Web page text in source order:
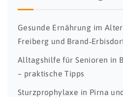
Gesunde Ernährung im
Freiberg und
Alltagshilfe für Senioren in
– praktische Tipps
Sturzprophylaxe in Pirna